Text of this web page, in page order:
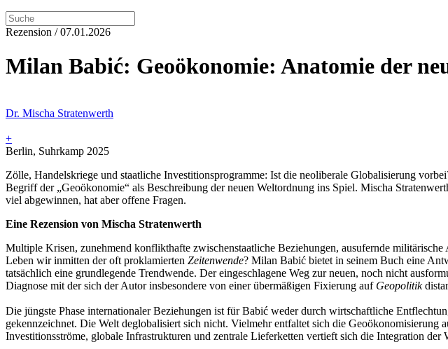
Rezension / 07.01.2026
Milan Babić: Geoökonomie: Anatomie der
Dr. Mischa Stratenwerth
+
Berlin, Suhrkamp 2025
Zölle, Handelskriege und staatliche Investitionsprogramme: Ist die neoliberale Globalisierung
Begriff der „Geoökonomie“ als Beschreibung der neuen Weltordnung ins Spiel. Mischa
viel abgewinnen, hat aber offene Fragen.
Eine Rezension von Mischa Stratenwerth
Multiple Krisen, zunehmend konflikthafte zwischenstaatliche Beziehungen, ausufernde
Leben wir inmitten der oft proklamierten Zeitenwende? Milan Babić bietet in seinem Buch eine
tatsächlich eine grundlegende Trendwende. Der eingeschlagene Weg zur neuen, noch nicht
Diagnose mit der sich der Autor insbesondere von einer übermäßigen Fixierung auf Geopolitik
Die jüngste Phase internationaler Beziehungen ist für Babić weder durch wirtschaftliche
gekennzeichnet. Die Welt deglobalisiert sich nicht. Vielmehr entfaltet sich die
Investitionsströme, globale Infrastrukturen und zentrale Lieferketten vertieft sich die Integration der